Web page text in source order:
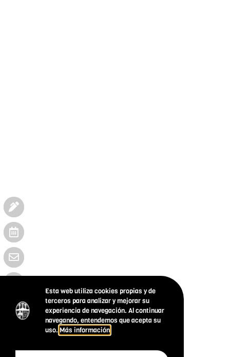
Esta web utiliza cookies propias y de
terceros para analizar y mejorar su
experiencia de navegación. Al continuar
navegando, entendemos que acepta su
uso. Más información